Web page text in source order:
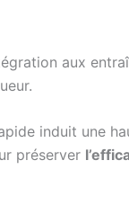
aux
induit une
préserver